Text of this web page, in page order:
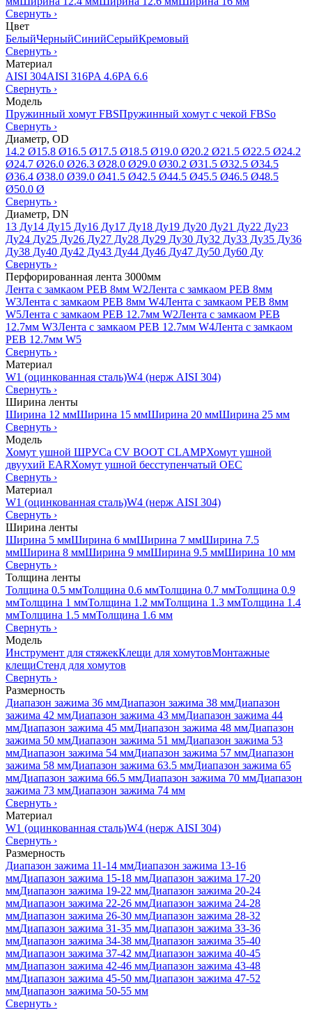
Свернуть ›
Цвет
БелыйЧерныйСинийСерыйКремовый
Свернуть ›
Материал
AISI 304AISI 316PA 4.6PA 6.6
Свернуть ›
Модель
Пружинный хомут FBSПружинный хомут с чекой FBSo
Свернуть ›
Диаметр, OD
14.2 Ø15.8 Ø16.5 Ø17.5 Ø18.5 Ø19.0 Ø20.2 Ø21.5 Ø22.5 Ø24.2
Ø24.7 Ø26.0 Ø26.3 Ø28.0 Ø29.0 Ø30.2 Ø31.5 Ø32.5 Ø34.5
Ø36.4 Ø38.0 Ø39.0 Ø41.5 Ø42.5 Ø44.5 Ø45.5 Ø46.5 Ø48.5
Ø50.0 Ø
Свернуть ›
Диаметр, DN
13 Ду14 Ду15 Ду16 Ду17 Ду18 Ду19 Ду20 Ду21 Ду22 Ду23
Ду24 Ду25 Ду26 Ду27 Ду28 Ду29 Ду30 Ду32 Ду33 Ду35 Ду36
Ду38 Ду40 Ду42 Ду43 Ду44 Ду46 Ду47 Ду50 Ду60 Ду
Свернуть ›
Перфорированная лента 3000мм
Лента с замкаом PEB 8мм W2Лента с замкаом PEB 8мм
W3Лента с замкаом PEB 8мм W4Лента с замкаом PEB 8мм
W5Лента с замкаом PEB 12.7мм W2Лента с замкаом PEB
12.7мм W3Лента с замкаом PEB 12.7мм W4Лента с замкаом
PEB 12.7мм W5
Свернуть ›
Материал
W1 (оцинкованная сталь)W4 (нерж AISI 304)
Свернуть ›
Ширина ленты
Ширина 12 ммШирина 15 ммШирина 20 ммШирина 25 мм
Свернуть ›
Модель
Хомут ушной ШРУСа CV BOOT CLAMPХомут ушной
двуухий EARХомут ушной бесступенчатый OEC
Свернуть ›
Материал
W1 (оцинкованная сталь)W4 (нерж AISI 304)
Свернуть ›
Ширина ленты
Ширина 5 ммШирина 6 ммШирина 7 ммШирина 7.5
ммШирина 8 ммШирина 9 ммШирина 9.5 ммШирина 10 мм
Свернуть ›
Толщина ленты
Толщина 0.5 ммТолщина 0.6 ммТолщина 0.7 ммТолщина 0.9
ммТолщина 1 ммТолщина 1.2 ммТолщина 1.3 ммТолщина 1.4
ммТолщина 1.5 ммТолщина 1.6 мм
Свернуть ›
Модель
Инструмент для стяжекКлещи для хомутовМонтажные
клещиСтенд для хомутов
Свернуть ›
Размерность
Диапазон зажима 36 ммДиапазон зажима 38 ммДиапазон
зажима 42 ммДиапазон зажима 43 ммДиапазон зажима 44
ммДиапазон зажима 45 ммДиапазон зажима 48 ммДиапазон
зажима 50 ммДиапазон зажима 51 ммДиапазон зажима 53
ммДиапазон зажима 54 ммДиапазон зажима 57 ммДиапазон
зажима 58 ммДиапазон зажима 63.5 ммДиапазон зажима 65
ммДиапазон зажима 66.5 ммДиапазон зажима 70 ммДиапазон
зажима 73 ммДиапазон зажима 74 мм
Свернуть ›
Материал
W1 (оцинкованная сталь)W4 (нерж AISI 304)
Свернуть ›
Размерность
Диапазон зажима 11-14 ммДиапазон зажима 13-16
ммДиапазон зажима 15-18 ммДиапазон зажима 17-20
ммДиапазон зажима 19-22 ммДиапазон зажима 20-24
ммДиапазон зажима 22-26 ммДиапазон зажима 24-28
ммДиапазон зажима 26-30 ммДиапазон зажима 28-32
ммДиапазон зажима 31-35 ммДиапазон зажима 33-36
ммДиапазон зажима 34-38 ммДиапазон зажима 35-40
ммДиапазон зажима 37-42 ммДиапазон зажима 40-45
ммДиапазон зажима 42-46 ммДиапазон зажима 43-48
ммДиапазон зажима 45-50 ммДиапазон зажима 47-52
ммДиапазон зажима 50-55 мм
Свернуть ›